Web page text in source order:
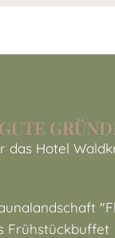
GUTE
das Hotel
Frühstückbuffet